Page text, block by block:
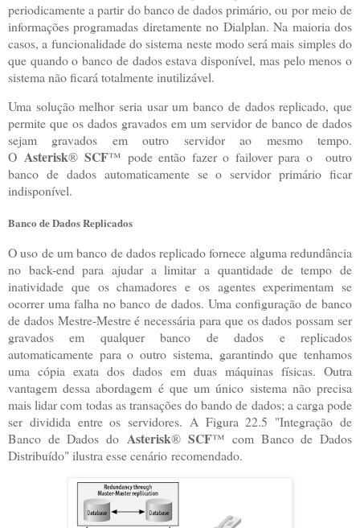
periodicamente a partir do banco de dados primário, ou por meio de
informações programadas diretamente no Dialplan. Na maioria dos
casos, a funcionalidade do sistema neste modo será mais simples do
que quando o banco de dados estava disponível, mas pelo menos o
sistema não ficará totalmente inutilizável.
Uma solução melhor seria usar um banco de dados replicado, que
permite que os dados gravados em um servidor de banco de dados
sejam gravados em outro servidor ao mesmo tempo.
O Asterisk®SCF™ pode então fazer o failover para o outro
banco de dados automaticamente se o servidor primário ficar
indisponível.
Banco de Dados Replicados
O uso de um banco de dados replicado fornece alguma redundância
no back-end para ajudar a limitar a quantidade de tempo de
inatividade que os chamadores e os agentes experimentam se
ocorrer uma falha no banco de dados. Uma configuração de banco
de dados Mestre-Mestre é necessária para que os dados possam ser
gravados em qualquer banco de dados e replicados
automaticamente para o outro sistema, garantindo que tenhamos
uma cópia exata dos dados em duas máquinas físicas. Outra
vantagem dessa abordagem é que um único sistema não precisa
mais lidar com todas as transações do bando de dados; a carga pode
ser dividida entre os servidores. A Figura 22.5 "Integração de
Banco de Dados do Asterisk®SCF™ com Banco de Dados
Distribuído" ilustra esse cenário recomendado.